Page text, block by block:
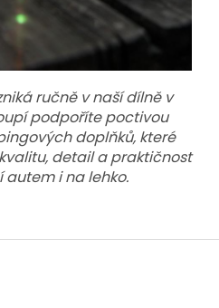
ručně v naší dílně v
podpoříte poctivou
doplňků, které
detail a praktičnost
i na lehko.